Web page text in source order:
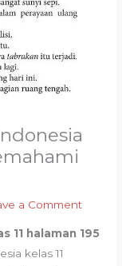
a Comment
11 halaman 195
kelas 11